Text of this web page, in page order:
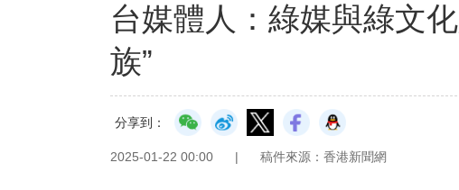
台媒體人：綠媒與綠文
族”
分享到：
2025-01-22 00:00 | 稿件來源：香港新聞網